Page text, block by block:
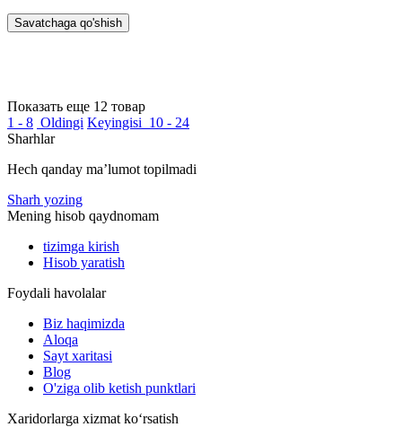
Savatchaga qo'shish
Показать еще 12 товар
1 - 8 Oldingi Keyingisi 10 - 24
Sharhlar
Hech qanday maʼlumot topilmadi
Sharh yozing
Mening hisob qaydnomam
tizimga kirish
Hisob yaratish
Foydali havolalar
Biz haqimizda
Aloqa
Sayt xaritasi
Blog
O'ziga olib ketish punktlari
Xaridorlarga xizmat ko‘rsatish